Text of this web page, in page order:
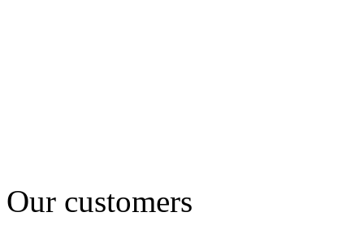
Our customers